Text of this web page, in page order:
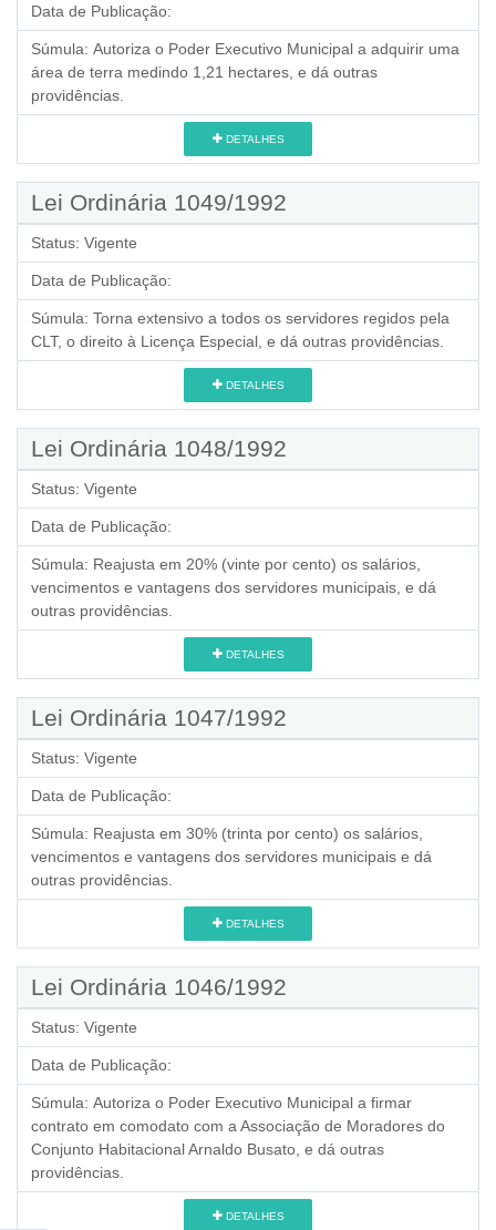
Data de Publicação:
Súmula: Autoriza o Poder Executivo Municipal a adquirir uma
área de terra medindo 1,21 hectares, e dá outras
providências.
DETALHES
Lei Ordinária 1049/1992
Status: Vigente
Data de Publicação:
Súmula: Torna extensivo a todos os servidores regidos pela
CLT, o direito à Licença Especial, e dá outras providências.
DETALHES
Lei Ordinária 1048/1992
Status: Vigente
Data de Publicação:
Súmula: Reajusta em 20% (vinte por cento) os salários,
vencimentos e vantagens dos servidores municipais, e dá
outras providências.
DETALHES
Lei Ordinária 1047/1992
Status: Vigente
Data de Publicação:
Súmula: Reajusta em 30% (trinta por cento) os salários,
vencimentos e vantagens dos servidores municipais e dá
outras providências.
DETALHES
Lei Ordinária 1046/1992
Status: Vigente
Data de Publicação:
Súmula: Autoriza o Poder Executivo Municipal a firmar
contrato em comodato com a Associação de Moradores do
Conjunto Habitacional Arnaldo Busato, e dá outras
providências.
DETALHES